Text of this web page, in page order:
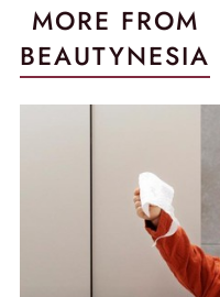
MORE FROM
BEAUTYNESIA